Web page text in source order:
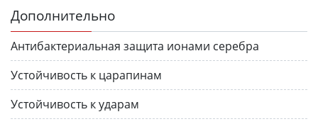
Дополнительно
Антибактериальная защита ионами серебра
Устойчивость к царапинам
Устойчивость к ударам